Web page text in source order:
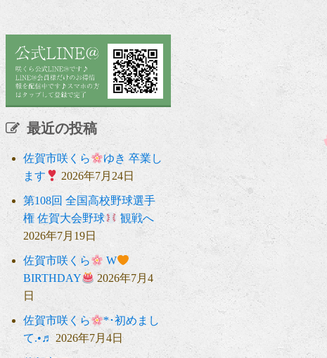
最近の投稿
佐賀市咲くら
ゆき 卒業し
ます
2026年7月24日
第108回 全国高校野球選手
権 佐賀大会野球
観戦へ
2026年7月19日
佐賀市咲くら
W
BIRTHDAY
2026年7月4
日
佐賀市咲くら
*･初めまし
て.•♬ 2026年7月4日